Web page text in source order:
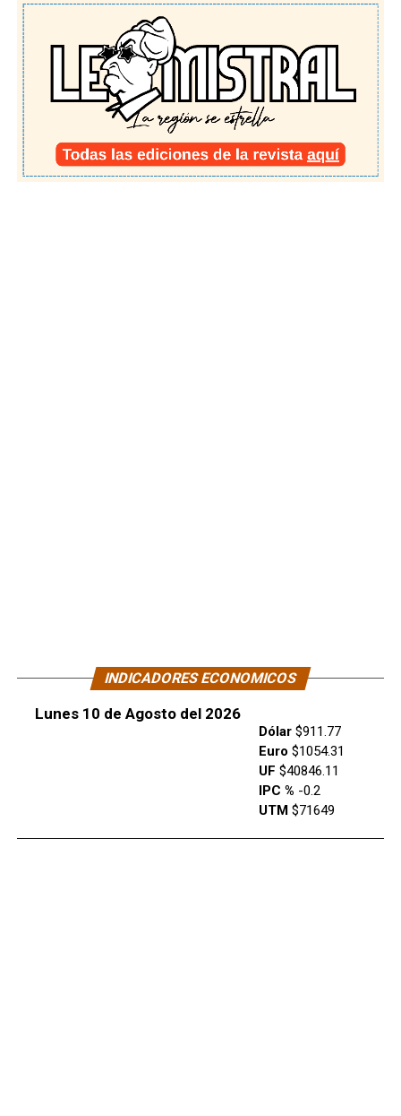
INDICADORES ECONOMICOS
Lunes 10 de Agosto del 2026
Dólar$911.77
Euro $1054.31
UF $40846.11
IPC % -0.2
UTM $71649